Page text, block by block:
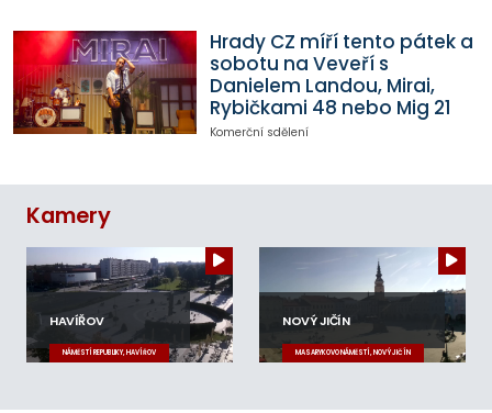
Hrady CZ míří tento pátek a
sobotu na Veveří s
Danielem Landou, Mirai,
Rybičkami 48 nebo Mig 21
Komerční sdělení
Kamery
HAVÍŘOV
NÁMĚSTÍ REPUBLIKY, HAVÍŘOV
NOVÝ JIČÍN
MASARYKOVO NÁMĚSTÍ, NOVÝ JIČÍN